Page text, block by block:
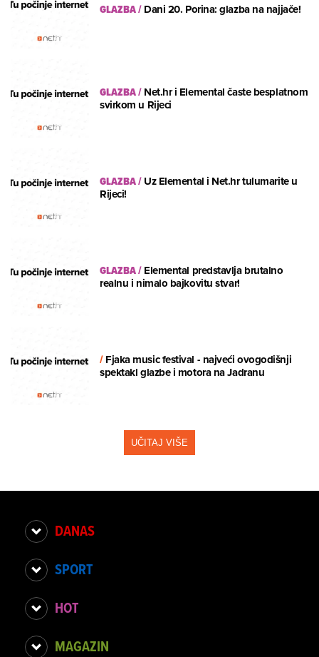
GLAZBA/Dani 20. Porina: glazba na najjače!
GLAZBA/Net.hr i Elemental časte besplatnom
svirkom u Rijeci
GLAZBA/Uz Elemental i Net.hr tulumarite u
Rijeci!
GLAZBA/Elemental predstavlja brutalno
realnu i nimalo bajkovitu stvar!
/Fjaka music festival - najveći ovogodišnji
spektakl glazbe i motora na Jadranu
UČITAJ VIŠE
DANAS
SPORT
HOT
MAGAZIN